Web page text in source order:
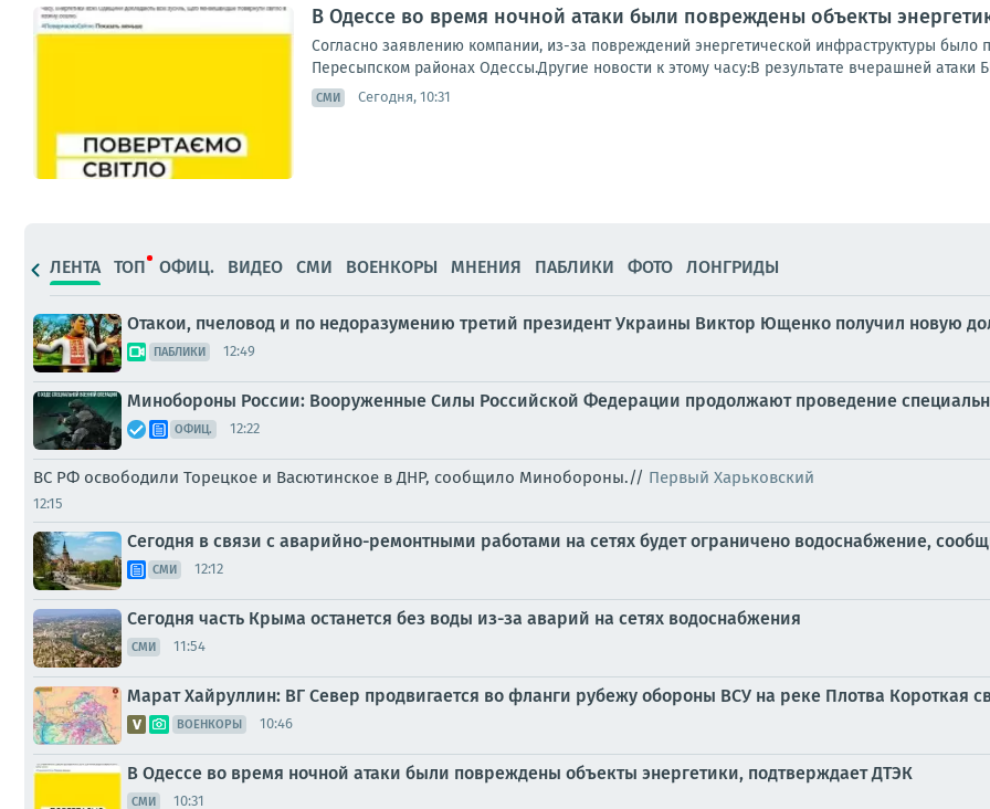
В Одессе во время ночной атаки были повреждены объекты
Согласно заявлению компании, из-за повреждений энергетической инфраструктуры
Пересыпском районах Одессы.Другие новости к этому часу:В результате вчерашней атаки
СМИ Сегодня, 10:31
ЛЕНТА ТОП ОФИЦ. ВИДЕО СМИ ВОЕНКОРЫ МНЕНИЯ ПАБЛИКИ ФОТО ЛОНГРИДЫ
Отакои, пчеловод и по недоразумению третий президент Украины Виктор Ющенко получил новую
ПАБЛИКИ 12:49
Минобороны России: Вооруженные Силы Российской Федерации продолжают проведение
ОФИЦ. 12:22
ВС РФ освободили Торецкое и Васютинское в ДНР, сообщило Минобороны.// Первый Харьковский
12:15
Сегодня в связи с аварийно-ремонтными работами на сетях будет ограничено водоснабжение,
СМИ 12:12
Сегодня часть Крыма останется без воды из-за аварий на сетях водоснабжения
СМИ 11:54
Марат Хайруллин: ВГ Север продвигается во фланги рубежу обороны ВСУ на реке Плотва Короткая
ВОЕНКОРЫ 10:46
В Одессе во время ночной атаки были повреждены объекты энергетики, подтверждает ДТЭК
СМИ 10:31